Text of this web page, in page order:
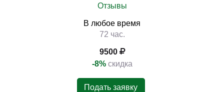
Отзывы
В любое время
72 час.
9500
-8% скидка
Подать заявку